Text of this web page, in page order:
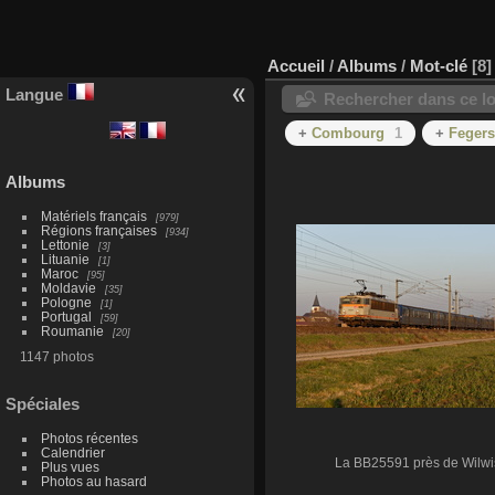
Langue
Albums
Matériels français 979
Régions françaises 934
Lettonie 3
Lituanie 1
Maroc 95
Moldavie 35
Pologne 1
Portugal 59
Roumanie 20
1147 photos
Spéciales
Photos récentes
Calendrier
Plus vues
Photos au hasard
Accueil / Albums / Mot-clé 8
Rechercher dans ce
+ Combourg 1 +
La BB25591 près de